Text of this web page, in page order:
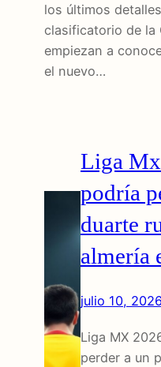
los últimos
clasificatorio de la
empiezan a
el nuevo…
Liga
podría
duarte
almería
julio 10, 2026
Liga MX
perder a un